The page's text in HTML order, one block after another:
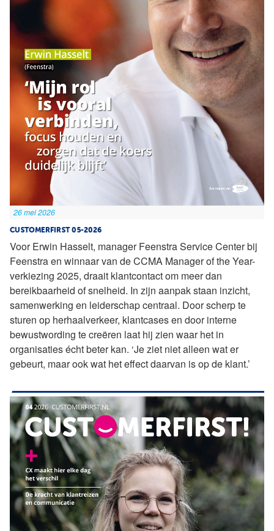
26 mei 2026
CUSTOMERFIRST 05-2026
Voor Erwin Hasselt, manager Feenstra Service Center bij
Feenstra en winnaar van de CCMA Manager of the Year-
verkiezing 2025, draait klantcontact om meer dan
bereikbaarheid of snelheid. In zijn aanpak staan inzicht,
samenwerking en leiderschap centraal. Door scherp te
sturen op herhaalverkeer, klantcases en door interne
bewustwording te creëren laat hij zien waar het in
organisaties écht beter kan. ‘Je ziet niet alleen wat er
gebeurt, maar ook wat het effect daarvan is op de klant.’